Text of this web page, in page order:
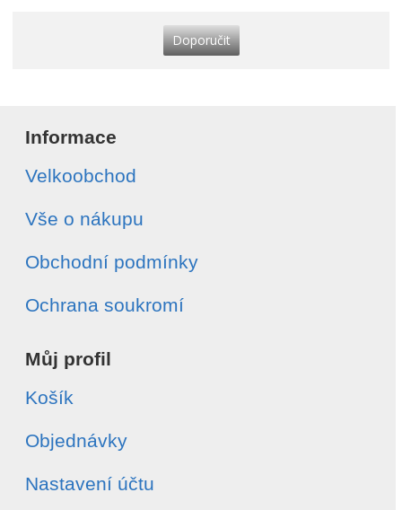
Doporučit
Informace
Velkoobchod
Vše o nákupu
Obchodní podmínky
Ochrana soukromí
Můj profil
Košík
Objednávky
Nastavení účtu